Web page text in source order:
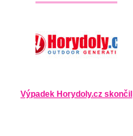
Výpadek Horydoly.cz skončil